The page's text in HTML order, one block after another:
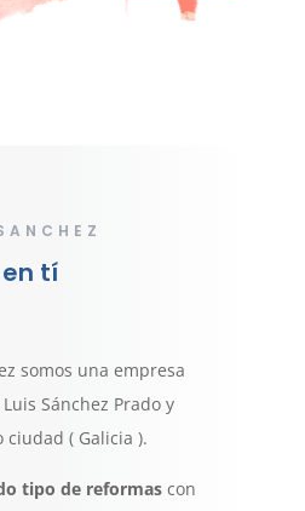
tí
somos una empresa
Sánchez Prado y
ciudad ( Galicia ).
tipo de reformascon